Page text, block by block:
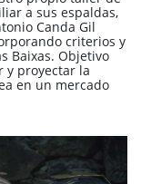
a sus espaldas,
Canda Gil
criterios y
Baixas. Objetivo
y proyectar la
en un mercado